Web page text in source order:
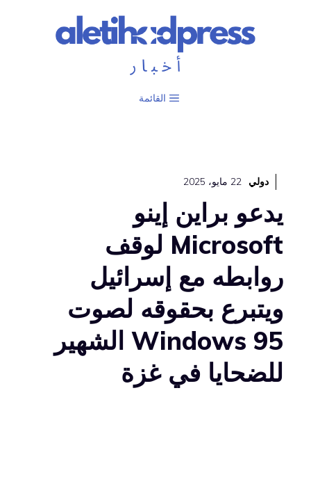
القائمة
دولي 22 مايو، 2025
يدعو براين إينو
Microsoft لوقف
روابطه مع إسرائيل
ويتبرع بحقوقه لصوت
Windows 95 الشهير
للضحايا في غزة